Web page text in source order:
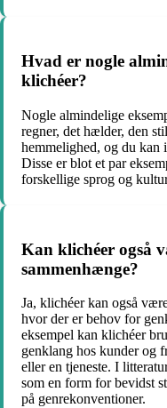
Hvad er nogle
klichéer?
Nogle almindelige
regner, det hælder, den
hemmelighed, og du kan
Disse er blot et par
forskellige sprog og
Kan klichéer også
sammenhænge?
Ja, klichéer kan også
hvor der er behov for
eksempel kan klichéer
genklang hos kunder og
eller en tjeneste. I
som en form for bevidst
på genrekonventioner.